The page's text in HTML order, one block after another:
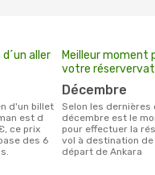
aller
est d
ce prix
des 6
Meilleur moment
votre
décembre
Selon les dernières données,
décembre est le
pour effectuer la
vol à destination de
départ de Ankara